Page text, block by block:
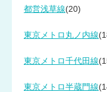
都営浅草線(20)
東京メトロ丸ノ内線
東京メトロ千代田線
東京メトロ半蔵門線